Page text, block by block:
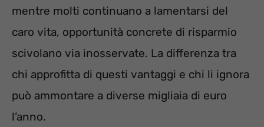
mentre molti continuano a lamentarsi del
caro vita, opportunità concrete di risparmio
scivolano via inosservate. La differenza tra
chi approfitta di questi vantaggi e chi li ignora
può ammontare a diverse migliaia di euro
l’anno.